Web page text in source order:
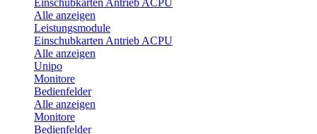
Einschubkarten Antrieb ACPU
Alle anzeigen
Leistungsmodule
Einschubkarten Antrieb ACPU
Alle anzeigen
Unipo
Monitore
Bedienfelder
Alle anzeigen
Monitore
Bedienfelder